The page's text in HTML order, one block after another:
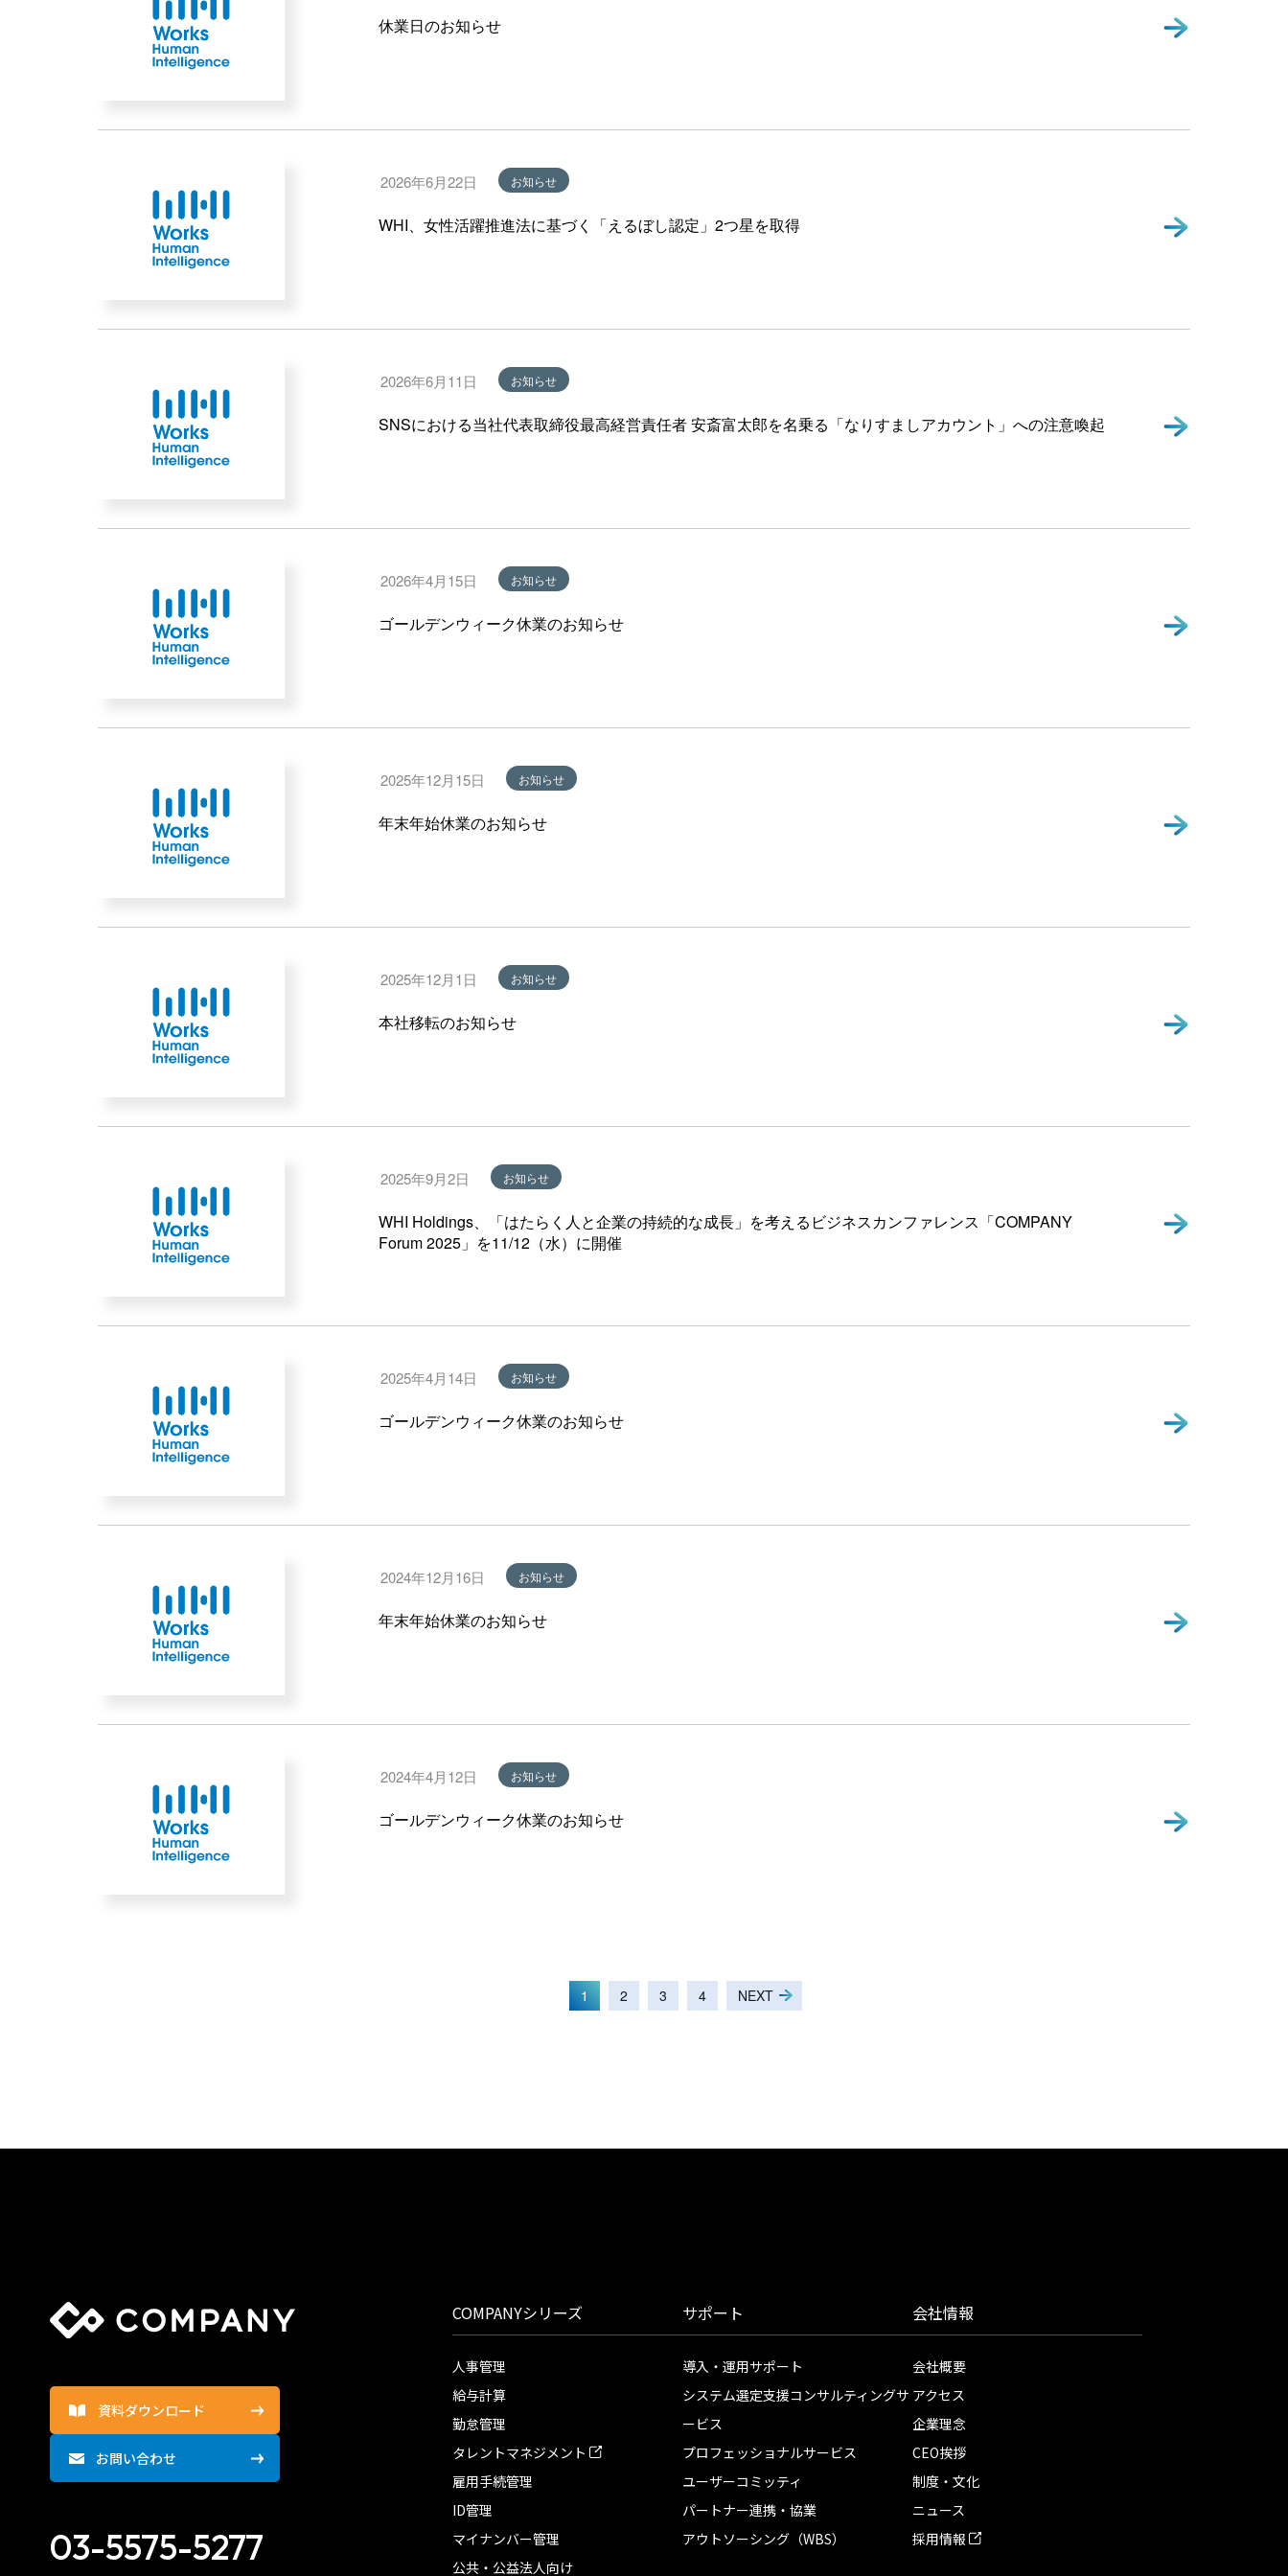
休業日のお知らせ
2026年6月22日 お知らせ
WHI、女性活躍推進法に基づく「えるぼし認定」2つ星を取得
2026年6月11日 お知らせ
SNSにおける当社代表取締役最高経営責任者 安斎富太郎を名乗る「なりすましアカウント」への注意喚起
2026年4月15日 お知らせ
ゴールデンウィーク休業のお知らせ
2025年12月15日 お知らせ
年末年始休業のお知らせ
2025年12月1日 お知らせ
本社移転のお知らせ
2025年9月2日 お知らせ
WHI Holdings、「はたらく人と企業の持続的な成⾧」を考えるビジネスカンファレンス「COMPANY
Forum 2025」を11/12（水）に開催
2025年4月14日 お知らせ
ゴールデンウィーク休業のお知らせ
2024年12月16日 お知らせ
年末年始休業のお知らせ
2024年4月12日 お知らせ
ゴールデンウィーク休業のお知らせ
1
の
2 3 4 NEXT
資料ダウンロード
お問い合わせ
03-5575-5277
COMPANYシリーズ
人事管理
給与計算
勤怠管理
タレントマネジメント
雇用手続管理
ID管理
マイナンバー管理
公共・公益法人向け
サポート
導入・運用サポート
システム選定支援コンサルティングサ
ービス
プロフェッショナルサービス
ユーザーコミッティ
パートナー連携・協業
アウトソーシング（WBS）
会社情報
会社概要
アクセス
企業理念
CEO挨拶
制度・文化
ニュース
採用情報